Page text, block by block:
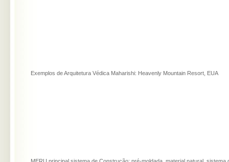
Exemplos de Arquitetura Védica Maharishi: Heavenly Mountain Resort, EUA